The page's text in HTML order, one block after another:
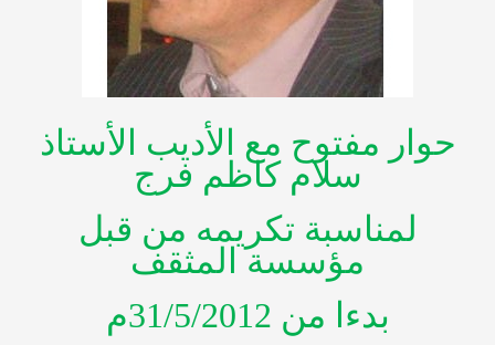
حوار مفتوح مع الأديب الأستاذ
سلام كاظم فرج
لمناسبة تكريمه من قبل
مؤسسة المثقف
بدءا من 31/5/2012م